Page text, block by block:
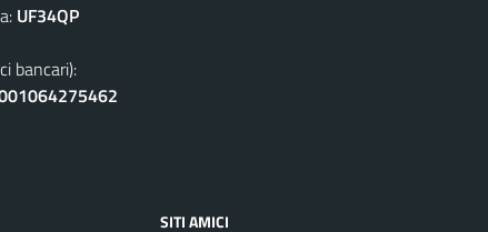
UF34QP
bancari):
SITI AMICI